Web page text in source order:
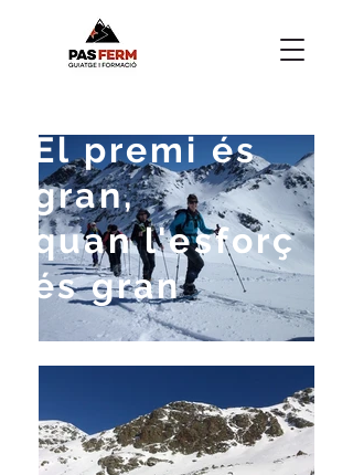
El premi és
gran,
quan l'esforç
és gran